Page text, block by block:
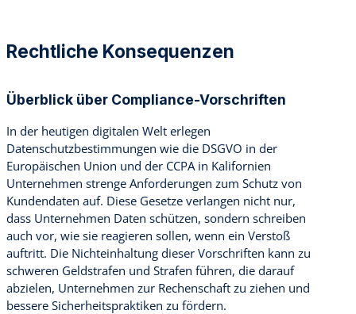
Rechtliche Konsequenzen
Überblick über Compliance-Vorschriften
In der heutigen digitalen Welt erlegen
Datenschutzbestimmungen wie die DSGVO in der
Europäischen Union und der CCPA in Kalifornien
Unternehmen strenge Anforderungen zum Schutz von
Kundendaten auf. Diese Gesetze verlangen nicht nur,
dass Unternehmen Daten schützen, sondern schreiben
auch vor, wie sie reagieren sollen, wenn ein Verstoß
auftritt. Die Nichteinhaltung dieser Vorschriften kann zu
schweren Geldstrafen und Strafen führen, die darauf
abzielen, Unternehmen zur Rechenschaft zu ziehen und
bessere Sicherheitspraktiken zu fördern.